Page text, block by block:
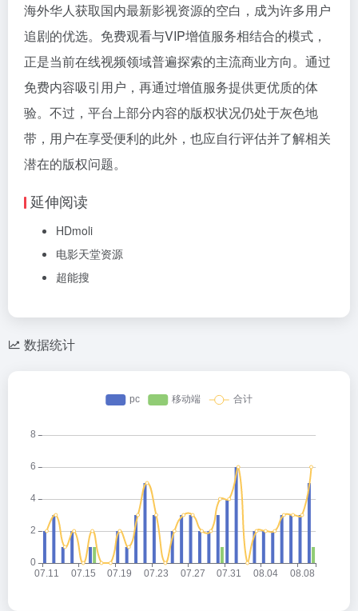
海外华人获取国内最新影视资源的空白，成为许多用户
追剧的优选。免费观看与VIP增值服务相结合的模式，
正是当前在线视频领域普遍探索的主流商业方向。通过
免费内容吸引用户，再通过增值服务提供更优质的体
验。不过，平台上部分内容的版权状况仍处于灰色地
带，用户在享受便利的此外，也应自行评估并了解相关
潜在的版权问题。
延伸阅读
HDmoli
电影天堂资源
超能搜
数据统计